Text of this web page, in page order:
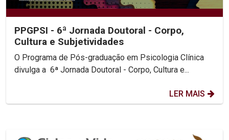
PPGPSI - 6ª Jornada Doutoral - Corpo,
Cultura e Subjetividades
O Programa de Pós-graduação em Psicologia Clínica
divulga a 6ª Jornada Doutoral - Corpo, Cultura e...
LER MAIS